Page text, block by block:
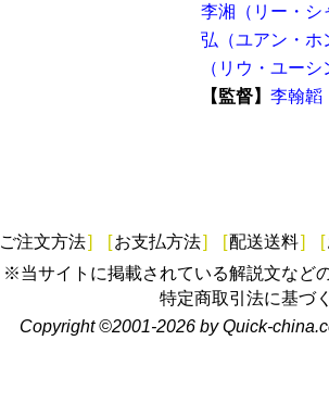
李湘（リー・シ
弘（ユアン・ホ
（リウ・ユーシ
【監督】 李翰韜
ご注文方法] [お支払方法] [配送送料] [
※当サイトに掲載されている解説文など
特定商取引法に基づ
Copyright ©2001-2026 by Quick-